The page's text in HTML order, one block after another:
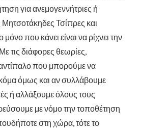
για ανεμογεννήτριες ή
Τσίπρες και
που κάνει είναι να ρίχνει την
τις διάφορες θεωρίες,
που μπορούμε να
όμως και αν συλλάβουμε
ή αλλάξουμε όλους τους
με νόμο την τοποθέτηση
στη χώρα, τότε το